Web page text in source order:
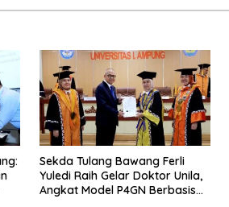
Sekda Tulang Bawang Ferli
Yuledi Raih Gelar Doktor Unila,
Angkat Model P4GN Berbasis